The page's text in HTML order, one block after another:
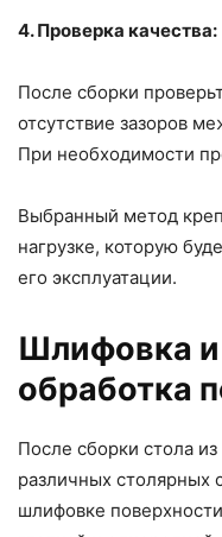
4. Проверка качества:
После сборки
отсутствие зазоров
При необходимости
Выбранный метод
нагрузке, которую
его эксплуатации.
Шлифовка
обработка
После сборки стола
различных столярных
шлифовке